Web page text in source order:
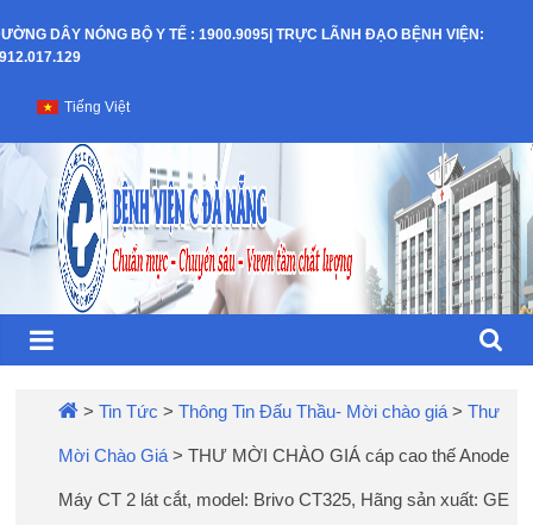
to
DÂY NÓNG BỘ Y TẾ : 1900.9095| TRỰC LÃNH ĐẠO BỆNH VIỆN:
Bệnh
Viện
C
TP
Đà
Nẵng
Tiếng Việt
>Tin Tức >Thông Tin Đấu Thầu- Mời chào giá >Thư
Mời Chào Giá >THƯ MỜI CHÀO GIÁ cáp cao thế Anode
Máy CT 2 lát cắt, model: Brivo CT325, Hãng sản xuất: GE